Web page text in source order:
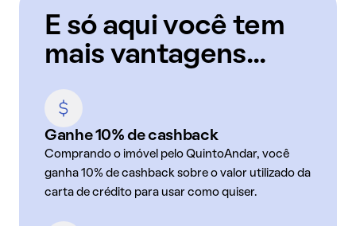
E só aqui você tem
mais vantagens...
Ganhe 10% de cashback
Comprando o imóvel pelo QuintoAndar, você
ganha 10% de cashback sobre o valor utilizado da
carta de crédito para usar como quiser.